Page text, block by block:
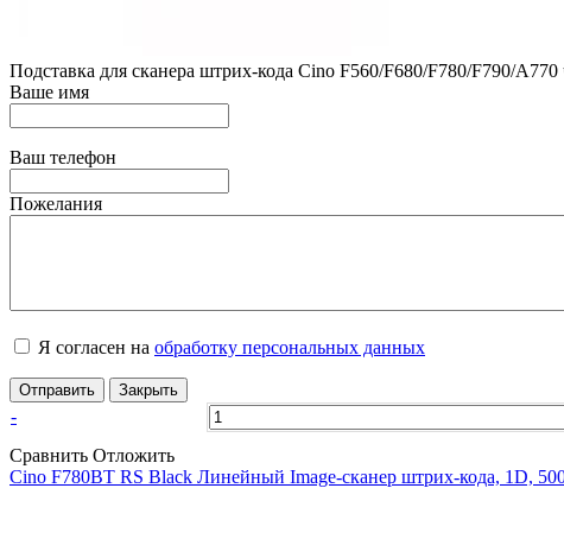
Подставка для сканера штрих-кода Cino F560/F680/F780/F790/A770
Ваше имя
Ваш телефон
Пожелания
Я согласен на обработку персональных данных
Отправить Закрыть
-
Сравнить Отложить
Cino F780BT RS Black Линейный Image-сканер штрих-кода, 1D,